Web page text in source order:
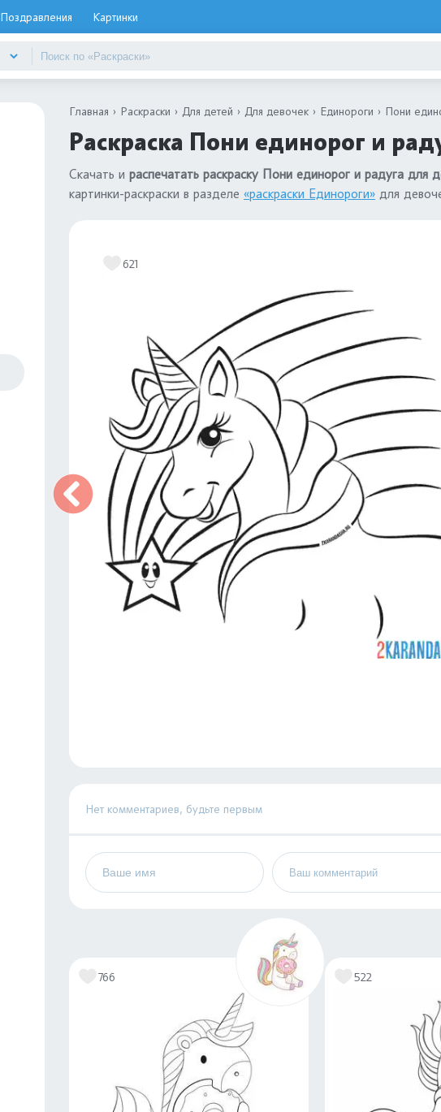
Поздравления Картинки
Главная Раскраски Для детей Для девочек Единороги Пони
Раскраска Пони единорог и
Скачать и распечатать раскраску Пони единорог и радуга для
картинки-раскраски в разделе «раскраски Единороги» для
621
Нет комментариев, будьте первым
766 522